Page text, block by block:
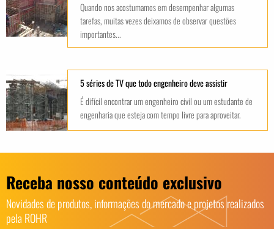
Quando nos acostumamos em desempenhar algumas
tarefas, muitas vezes deixamos de observar questões
importantes...
5 séries de TV que todo engenheiro deve assistir
É difícil encontrar um engenheiro civil ou um estudante de
engenharia que esteja com tempo livre para aproveitar.
Receba nosso conteúdo exclusivo
Novidades de produtos, informações do mercado e projetos realizados
pela ROHR